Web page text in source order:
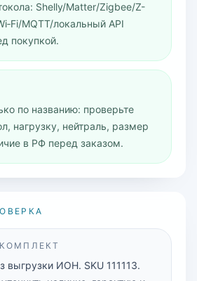
Shelly/Matter/Zigbee/Z-
MQTT/локальный API
покупкой.
по названию: проверьте
нагрузку, нейтраль, размер
в РФ перед заказом.
выгрузки ИОН. SKU 111113.